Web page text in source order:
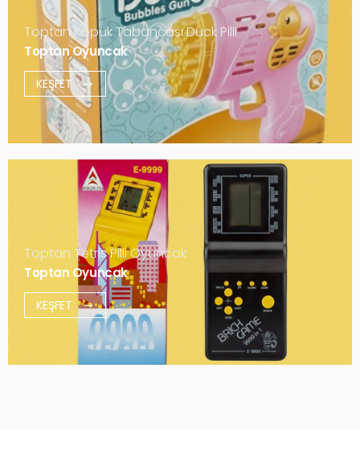
Toptan Köpük Tabancası Duck Pilli
Toptan Oyuncak
KEŞFET
Toptan Tetris Pilli Oyuncak
Toptan Oyuncak
KEŞFET